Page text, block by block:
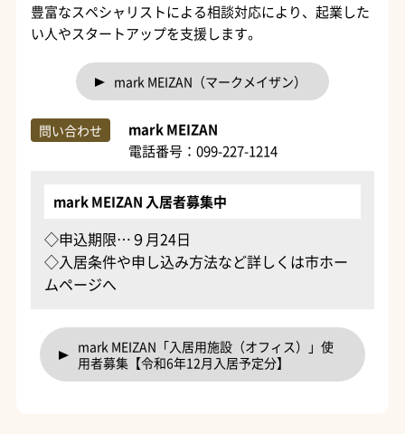
豊富なスペシャリストによる相談対応により、起業した
い人やスタートアップを支援します。
mark MEIZAN（マークメイザン）
問い合わせ
mark MEIZAN
電話番号：099-227-1214
mark MEIZAN 入居者募集中
◇申込期限…９月24日
◇入居条件や申し込み方法など詳しくは市ホー
ムページへ
mark MEIZAN「入居用施設（オフィス）」使
用者募集【令和6年12月入居予定分】